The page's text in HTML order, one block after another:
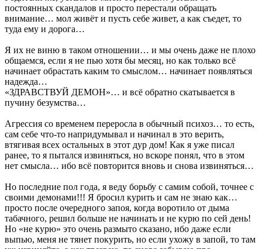
постоянных скандалов и просто перестали обращать
внимание… мол живёт и пусть себе живет, а как съедет, то
туда ему и дорога…
Я их не виню в таком отношении… и мы очень даже не плохо
общаемся, если я не пью хотя бы месяц, но как только всё
начинает обрастать каким то смыслом… начинает появляться
надежда…
«ЗДРАВСТВУЙ ДЕМОН»… и всё обратно скатывается в
пучину безумства…
Агрессия со временем переросла в обычный психоз… то есть,
сам себе что-то напридумывал и начинал в это верить,
втягивая всех остальных в этот дур дом! Как я уже писал
ранее, то я пытался извиняться, но вскоре понял, что в этом
нет смысла… ибо всё повторится вновь и снова извиняться…
Но последние пол года, я веду борьбу с самим собой, точнее с
своими демонами!!! Я бросил курить и сам не знаю как…
просто после очередного запоя, когда воротило от дыма
табачного, решил больше не начинать и не курю по сей день!
Но «не курю» это очень размыто сказано, ибо даже если
выпью, меня не тянет покурить, но если ухожу в запой, то там